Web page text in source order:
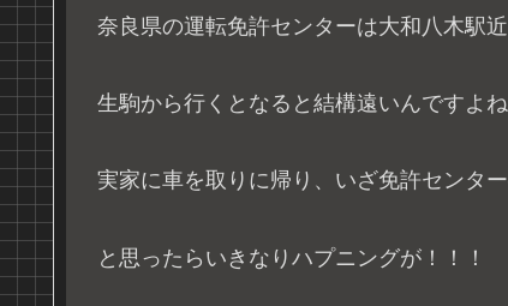
奈良県の運転免許センターは大和八木駅
生駒から行くとなると結構遠いんですよね
実家に車を取りに帰り、いざ免許センター
と思ったらいきなりハプニングが！！！